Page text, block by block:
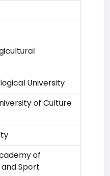
University
of Culture
of
Sport